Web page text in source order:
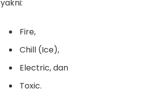
yakni:
Fire,
Chill (Ice),
Electric, dan
Toxic.